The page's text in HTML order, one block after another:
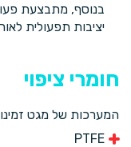
יציבות תפעולית
חומרי ציפוי
המערכות של מגט
PTFE